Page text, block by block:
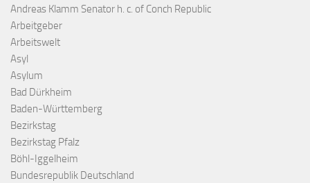
Andreas Klamm Senator h. c. of Conch Republic
Arbeitgeber
Arbeitswelt
Asyl
Asylum
Bad Dürkheim
Baden-Württemberg
Bezirkstag
Bezirkstag Pfalz
Böhl-Iggelheim
Bundesrepublik Deutschland